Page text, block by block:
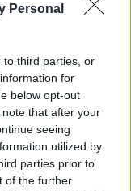
Personal
to third parties, or
for
below opt-out
that after your
seeing
utilized by
parties prior to
of the further